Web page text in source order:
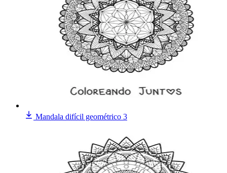
Mandala difícil geométrico 3